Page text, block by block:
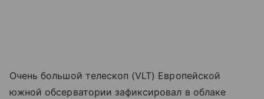
Очень большой телескоп (VLT) Европейской
южной обсерватории зафиксировал в облаке